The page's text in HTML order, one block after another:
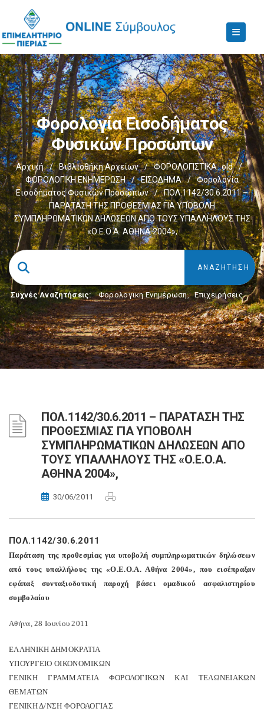
Φορολογία Εισοδήματος
Φυσικών Προσώπων
Αρχική / Βιβλιοθήκη Αρχείων / ΦΟΡΟΛΟΓΙΣΤΙΚΑ_old
/
ΦΟΡΟΛΟΓΙΚΗ ΕΝΗΜΕΡΩΣΗ
/ ΕΙΣΟΔΗΜΑ /
Φορολογία
Εισοδήματος Φυσικών Προσώπων
/
ΠΟΛ.1142/30.6.2011 –
ΠΑΡΑΤΑΣΗ ΤΗΣ ΠΡΟΘΕΣΜΙΑΣ ΓΙΑ ΥΠΟΒΟΛΗ
ΣΥΜΠΛΗΡΩΜΑΤΙΚΩΝ ΔΗΛΩΣΕΩΝ ΑΠΟ ΤΟΥΣ ΥΠΑΛΛΗΛΟΥΣ ΤΗΣ
«Ο.Ε.Ο.Α. ΑΘΗΝΑ 2004»,
Συχνές Αναζητήσεις: Φορολογικη Ενημέρωση, Επιχειρήσεις
ΠΟΛ.1142/30.6.2011 – ΠΑΡΑΤΑΣΗ ΤΗΣ
ΠΡΟΘΕΣΜΙΑΣ ΓΙΑ ΥΠΟΒΟΛΗ
ΣΥΜΠΛΗΡΩΜΑΤΙΚΩΝ ΔΗΛΩΣΕΩΝ ΑΠΟ
ΤΟΥΣ ΥΠΑΛΛΗΛΟΥΣ ΤΗΣ «Ο.Ε.Ο.Α.
ΑΘΗΝΑ 2004»,
30/06/2011
ΠΟΛ.1142/30.6.2011
Παράταση τηςπροθεσμίας για υποβολή συμπληρωματικών δηλώσεων
από τους υπαλλήλους της«Ο.Ε.Ο.Α.Αθήνα 2004», που εισέπραξαν
εφάπαξ συνταξιοδοτικήπαροχή βάσει ομαδικού
ασφαλιστηρίου
συμβολαίου
Αθήνα, 28 Ιουνίου 2011
ΕΛΛΗΝΙΚΗ ΔΗΜΟΚΡΑΤΙΑ
ΥΠΟΥΡΓΕΙΟ ΟΙΚΟΝΟΜΙΚΩΝ
ΓΕΝΙΚΗ
ΓΡΑΜΜΑΤΕΙΑ ΦΟΡΟΛΟΓΙΚΩΝ ΚΑΙ
ΤΕΛΩΝΕΙΑΚΩΝ
ΘΕΜΑΤΩΝ
ΓΕΝΙΚΗΔ/ΝΣΗ ΦΟΡΟΛΟΓΙΑΣ